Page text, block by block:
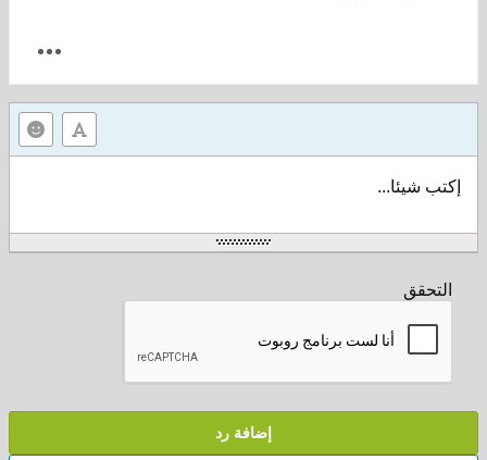
إكتب شيئا...
التحقق
إضافة رد